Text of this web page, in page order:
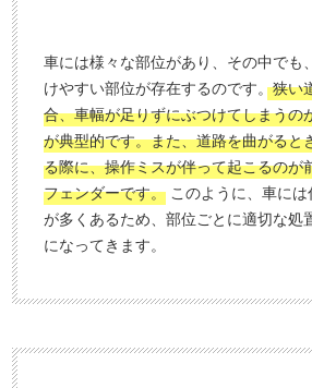
車には様々な部位があり、その中でも
けやすい部位が存在するのです。狭い
合、車幅が足りずにぶつけてしまうの
が典型的です。また、道路を曲がると
る際に、操作ミスが伴って起こるのが
フェンダーです。 このように、車に
が多くあるため、部位ごとに適切な処
になってきます。